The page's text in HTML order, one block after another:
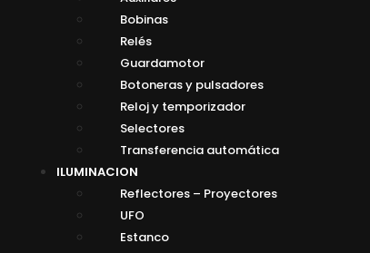
Bobinas
Relés
Guardamotor
Botoneras y pulsadores
Reloj y temporizador
Selectores
Transferencia automática
ILUMINACION
Reflectores – Proyectores
UFO
Estanco